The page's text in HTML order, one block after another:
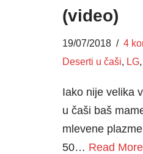
(video)
19/07/2018
4
Deserti u čaši, LG,
Iako nije velika
u čaši baš
mlevene
50… Read